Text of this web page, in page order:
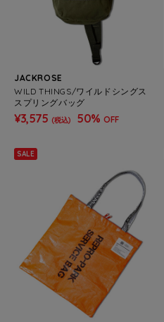
JACKROSE
WILD THINGS/ワイルドシングス
スプリングバッグ
¥3,575 (税込) 50% OFF
SALE